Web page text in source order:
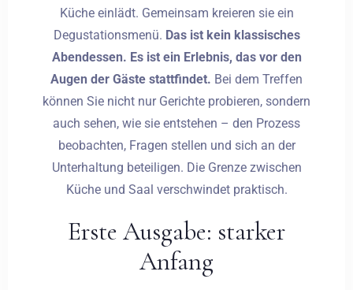
Küche einlädt. Gemeinsam kreieren sie ein
Degustationsmenü. Das ist kein klassisches
Abendessen. Es ist ein Erlebnis, das vor den
Augen der Gäste stattfindet. Bei dem Treffen
können Sie nicht nur Gerichte probieren, sondern
auch sehen, wie sie entstehen – den Prozess
beobachten, Fragen stellen und sich an der
Unterhaltung beteiligen. Die Grenze zwischen
Küche und Saal verschwindet praktisch.
Erste Ausgabe: starker
Anfang